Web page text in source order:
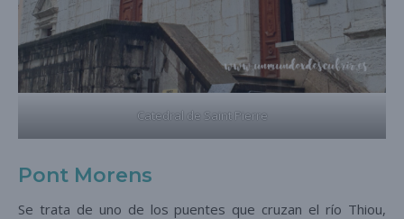
Catedral de Saint Pierre
Pont Morens
Se trata de uno de los puentes que cruzan el río Thiou,